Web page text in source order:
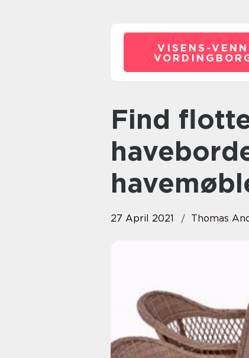
VISENS-
Find flotte havestole,
27 April 2021 Thomas